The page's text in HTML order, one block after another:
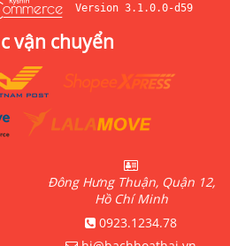
Version 3.1.0.0-d59
vận chuyển
Đông Hưng Thuận, Quận 12,
Hồ Chí Minh
0923.1234.78